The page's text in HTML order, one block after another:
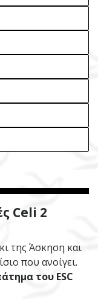
Celi 2
της Άσκηση και
που ανοίγει.
του ESC